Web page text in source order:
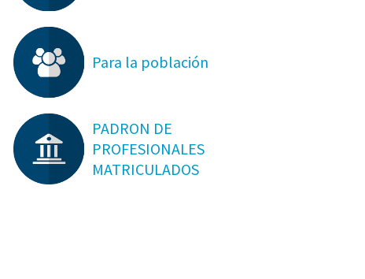
Para la población
PADRON DE
PROFESIONALES
MATRICULADOS